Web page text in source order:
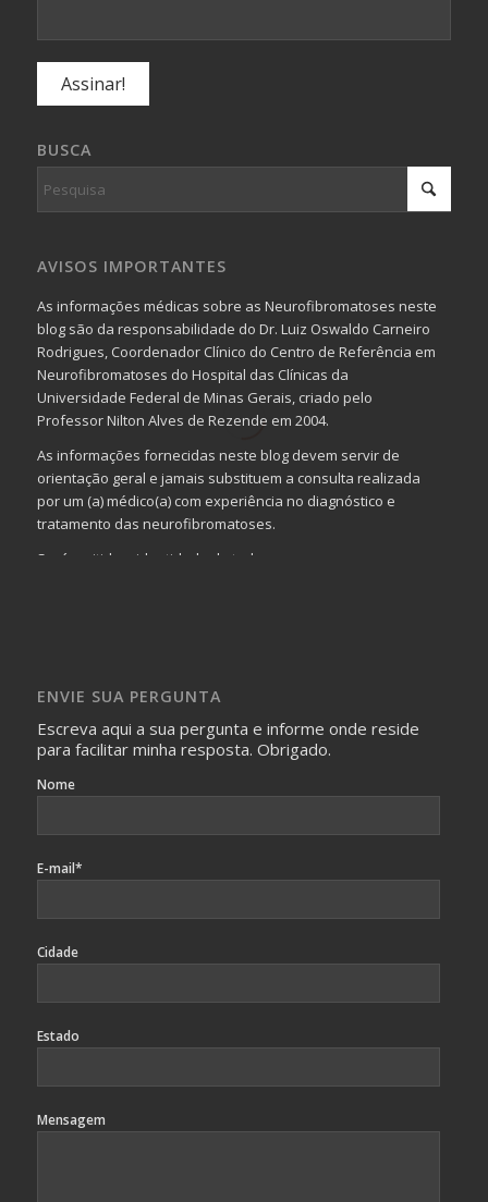
BUSCA
AVISOS IMPORTANTES
As informações médicas sobre as Neurofibromatoses neste
blog são da responsabilidade do Dr. Luiz Oswaldo Carneiro
Rodrigues, Coordenador Clínico do Centro de Referência em
Neurofibromatoses do Hospital das Clínicas da
Universidade Federal de Minas Gerais, criado pelo
Professor Nilton Alves de Rezende em 2004.
As informações fornecidas neste blog devem servir de
orientação geral e jamais substituem a consulta realizada
por um (a) médico(a) com experiência no diagnóstico e
tratamento das neurofibromatoses.
Será omitida a identidade de todas as pessoas que
identificação da pessoa fotografada.
ENVIE SUA PERGUNTA
Escreva aqui a sua pergunta e informe onde reside
para facilitar minha resposta. Obrigado.
Nome
E-mail*
Cidade
Estado
Mensagem